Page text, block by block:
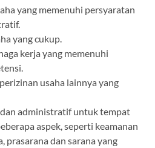
yang memenuhi persyaratan
yang cukup.
kerja yang memenuhi
usaha lainnya yang
administratif untuk tempat
aspek, seperti keamanan
prasarana dan sarana yang